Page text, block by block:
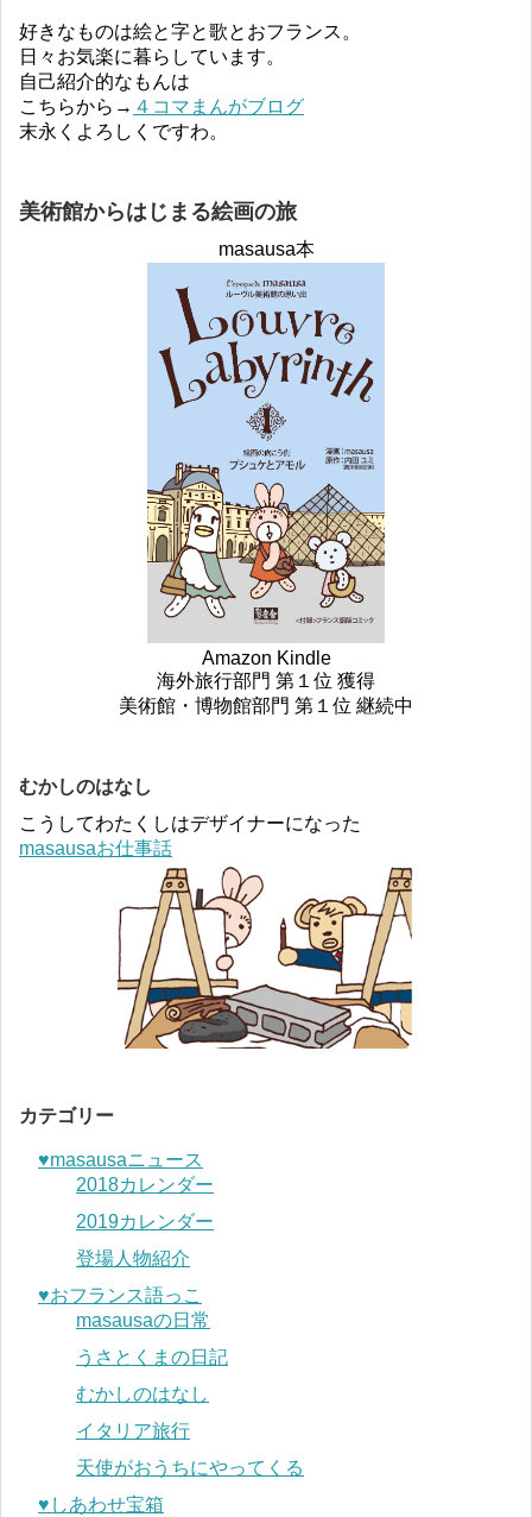
好きなものは絵と字と歌とおフランス。
日々お気楽に暮らしています。
自己紹介的なもんは
こちらから→ ４コマまんがブログ
末永くよろしくですわ。
美術館からはじまる絵画の旅
masausa本
Amazon Kindle
海外旅行部門 第１位 獲得
美術館・博物館部門 第１位 継続中
むかしのはなし
こうしてわたくしはデザイナーになった
masausaお仕事話
カテゴリー
♥︎masausaニュース
2018カレンダー
2019カレンダー
登場人物紹介
♥︎おフランス語っこ
masausaの日常
うさとくまの日記
むかしのはなし
イタリア旅行
天使がおうちにやってくる
♥︎しあわせ宝箱